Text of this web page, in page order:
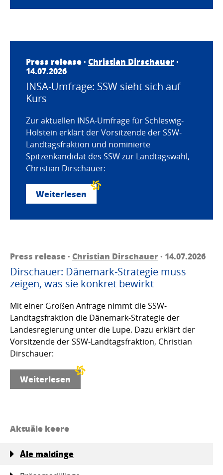
Press release · Christian Dirschauer·
14.07.2026
INSA-Umfrage: SSW sieht sich auf
Kurs
Zur aktuellen INSA-Umfrage für Schleswig-
Holstein erklärt der Vorsitzende der SSW-
Landtagsfraktion und nominierte
Spitzenkandidat des SSW zur Landtagswahl,
Christian Dirschauer:
Weiterlesen
Press release · Christian Dirschauer· 14.07.2026
Dirschauer: Dänemark-Strategie muss
zeigen, was sie konkret bewirkt
Mit einer Großen Anfrage nimmt die SSW-
Landtagsfraktion die Dänemark-Strategie der
Landesregierung unter die Lupe. Dazu erklärt der
Vorsitzende der SSW-Landtagsfraktion, Christian
Dirschauer:
Weiterlesen
Aktuäle keere
Åle maldinge